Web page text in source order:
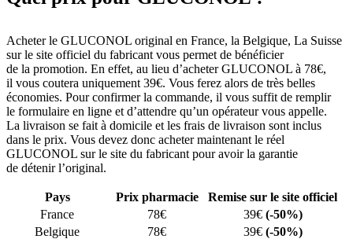
Acheter le GLUCONOL original en France, la Belgique, La Suisse
sur le site officiel du fabricant vous permet de bénéficier
de la promotion. En effet, au lieu d’acheter GLUCONOL à 78€,
il vous coutera uniquement 39€. Vous ferez alors de très belles
économies. Pour confirmer la commande, il vous suffit de remplir
le formulaire en ligne et d’attendre qu’un opérateur vous appelle.
La livraison se fait à domicile et les frais de livraison sont inclus
dans le prix. Vous devez donc acheter maintenant le réel
GLUCONOL sur le site du fabricant pour avoir la garantie
de détenir l’original.
Pays Prix pharmacie
Remise sur le site officiel
France
78€ 39€ (-50%)
Belgique
78€ 39€ (-50%)